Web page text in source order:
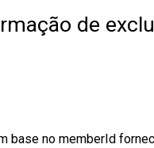
de
base no memberId